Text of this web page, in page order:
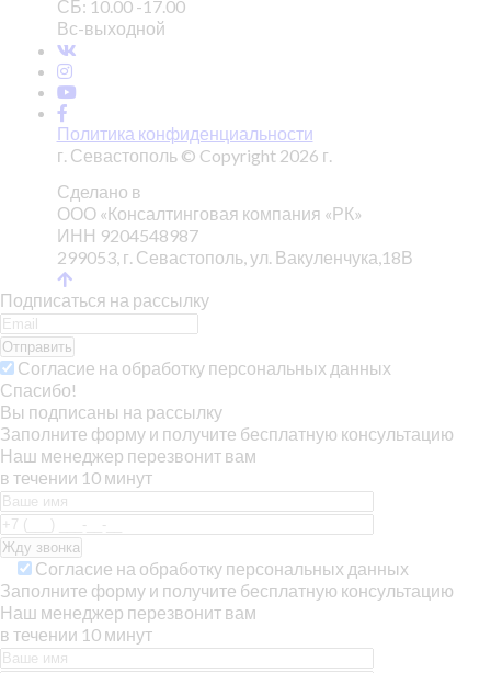
СБ: 10.00 -17.00
Вс-выходной
Политика конфиденциальности
г. Севастополь © Copyright 2026 г.
Сделано в
ООО «Консалтинговая компания «РК»
ИНН 9204548987
299053, г. Севастополь, ул. Вакуленчука,18В
Подписаться на рассылку
Отправить
Согласие на обработку персональных данных
Спасибо!
Вы подписаны на рассылку
Заполните форму и получите бесплатную консультацию
Наш менеджер перезвонит вам
в течении 10 минут
Согласие на обработку персональных данных
Заполните форму и получите бесплатную консультацию
Наш менеджер перезвонит вам
в течении 10 минут